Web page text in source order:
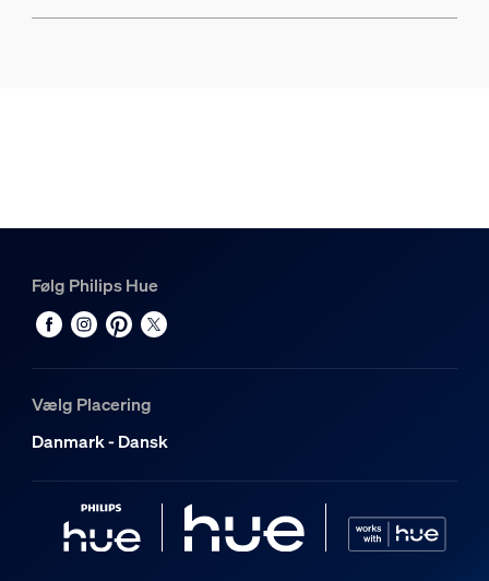
Følg Philips Hue
Vælg Placering
Danmark - Dansk